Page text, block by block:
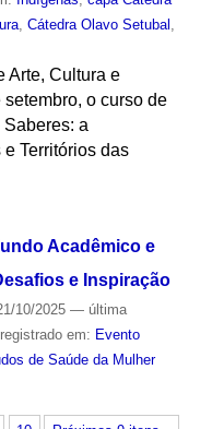
, Cátedra Olavo Setubal
Arte, Cultura e
o curso de
a
Territórios das
Acadêmico e
e Inspiração
10/2025 — última
em: Evento
de Saúde da Mulher